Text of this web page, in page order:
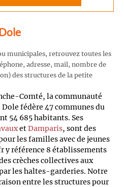
municipales, retrouvez toutes les
adresse, mail, nombre de
des structures de la petite
Comté, la communauté
fédère 47 communes du
54 685 habitants. Ses
etDamparis, sont des
les familles avec de jeunes
y référence 8 établissements
crèches collectives aux
les haltes-garderies. Notre
entre les structures pour